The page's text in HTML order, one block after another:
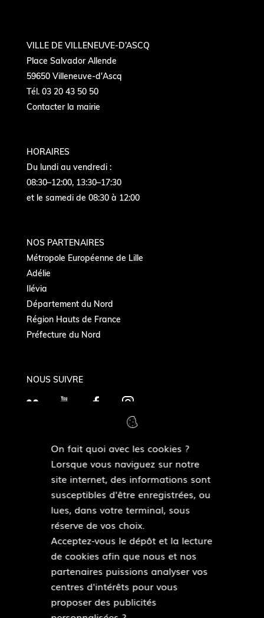
On fait quoi avec les cookies ?
Lorsque vous naviguez sur notre
site internet, des informations sont
susceptibles d'être enregistrées, ou
lues, dans votre terminal, sous
réserve de vos choix.
Acceptez-vous le dépôt et la lecture
de cookies afin que nous et nos
partenaires puissions analyser vos
centres d'intérêts pour vous
proposer des publicités
VILLE DE VILLENEUVE-D’ASCQ
Place Salvador Allende
59650 Villeneuve-d'Ascq
Tél. 03 20 43 50 50
Contacter la mairie
HORAIRES
Du lundi au vendredi :
08:30–12:00, 13:30–17:30
et le samedi de 08:30 à 12:00
NOS PARTENAIRES
Métropole Européenne de Lille
Adélie
Ilévia
Département du Nord
Région Hauts de France
Préfecture du Nord
NOUS SUIVRE
F
Y
T
u
b
e
F
e
b
o
o
k
I
t
a
g
r
a
m
MAIRIES DE QUARTIERS
Découvrir les mairies de quartiers
ESPACE PRESSE
Accéder à l’espace presse
Pied
page
Plan du site
Mentions légales
Accessibilité : partiellement conforme
Données personnelles